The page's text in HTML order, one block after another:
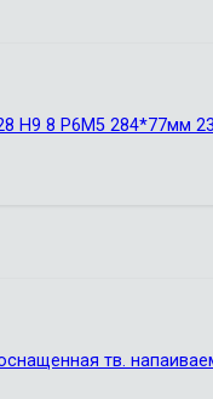
Н9 8 Р6М5 284*77мм
тв.